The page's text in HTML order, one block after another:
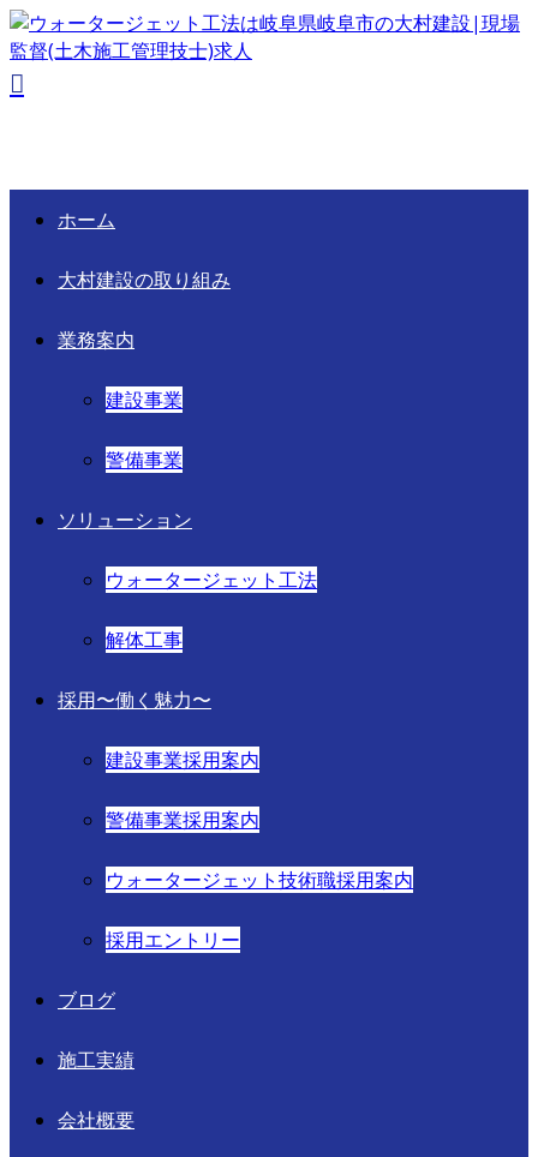
ホーム
大村建設の取り組み
業務案内
建設事業
警備事業
ソリューション
ウォータージェット工法
解体工事
採用〜働く魅力〜
建設事業採用案内
警備事業採用案内
ウォータージェット技術職採用案内
採用エントリー
ブログ
施工実績
会社概要